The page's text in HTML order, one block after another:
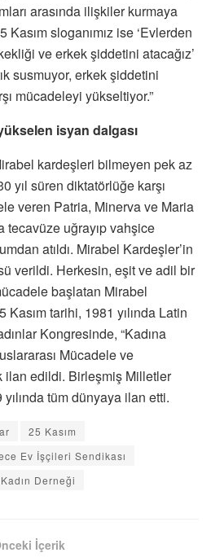
arasında ilişkiler kurmaya
sloganımız ise ‘Evlerden
ve erkek şiddetini atacağız’
susmuyor, erkek şiddetini
mücadeleyi yükseltiyor.”
isyan dalgası
kardeşleri bilmeyen pek az
yıl süren diktatörlüğe karşı
veren Patria, Minerva ve Maria
tecavüze uğrayıp vahşice
atıldı. Mirabel Kardeşler’in
verildi. Herkesin, eşit ve adil bir
başlatan Mirabel
tarihi, 1981 yılında Latin
Kongresinde, “Kadına
Mücadele ve
ilan edildi. Birleşmiş Milletler
yılında tüm dünyaya ilan etti.
25 Kasım
Ev İşçileri Sendikası
Derneği
İçerik